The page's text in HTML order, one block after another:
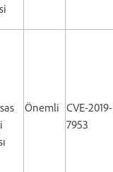
Önemli CVE-2019-
7953